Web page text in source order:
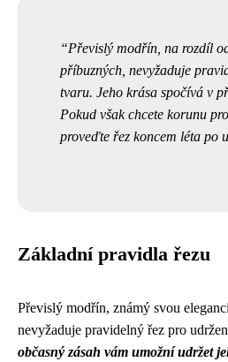
Převislý modřín, na rozdíl
příbuzných, nevyžaduje
tvaru. Jeho krása spočívá v
Pokud však chcete korunu
proveďte řez koncem léta po
Základní pravidla řezu
Převislý modřín, známý svou
nevyžaduje pravidelný řez pro
občasný zásah vám umožní udržet